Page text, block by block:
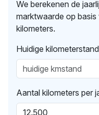
We berekenen de
marktwaarde op
kilometers.
Huidige kilometerstand
Aantal kilometers per